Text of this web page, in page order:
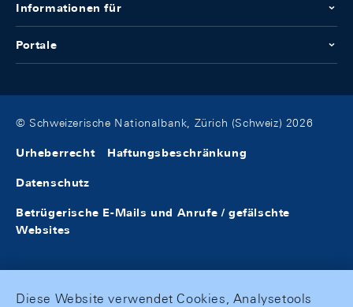
Informationen für
Portale
© Schweizerische Nationalbank, Zürich (Schweiz) 2026
Urheberrecht Haftungsbeschränkung
Datenschutz
Betrügerische E-Mails und Anrufe / gefälschte
Websites
Diese Website verwendet Cookies, Analysetools